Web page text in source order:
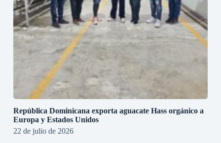
República Dominicana exporta aguacate Hass orgánico a
Europa y Estados Unidos
22 de julio de 2026